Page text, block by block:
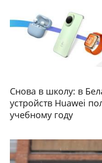
Снова в школу: в
устройств Huawei
учебному году